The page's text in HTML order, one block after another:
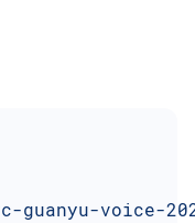
guanyu-voice-